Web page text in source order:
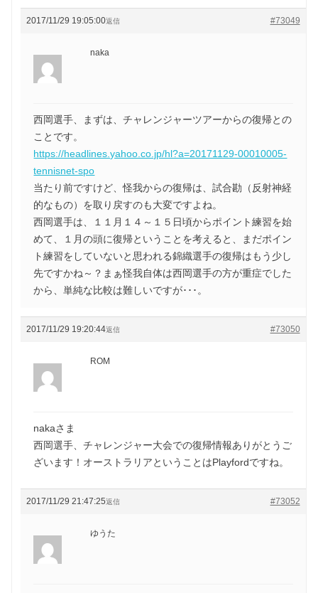
2017/11/29 19:05:00 #73049
返信
naka
西岡選手、まずは、チャレンジャーツアーからの復帰との
ことです。
https://headlines.yahoo.co.jp/hl?a=20171129-00010005-
tennisnet-spo
当たり前ですけど、怪我からの復帰は、試合勘（反射神経
的なもの）を取り戻すのも大変ですよね。
西岡選手は、１１月１４～１５日頃からポイント練習を始
めて、１月の頭に復帰ということを考えると、まだポイン
ト練習をしていないと思われる錦織選手の復帰はもう少し
先ですかね～？まぁ怪我自体は西岡選手の方が重症でした
から、単純な比較は難しいですが･･･。
2017/11/29 19:20:44 #73050
返信
ROM
nakaさま
西岡選手、チャレンジャー大会での復帰情報ありがとうご
ざいます！オーストラリアということはPlayfordですね。
2017/11/29 21:47:25 #73052
返信
ゆうた